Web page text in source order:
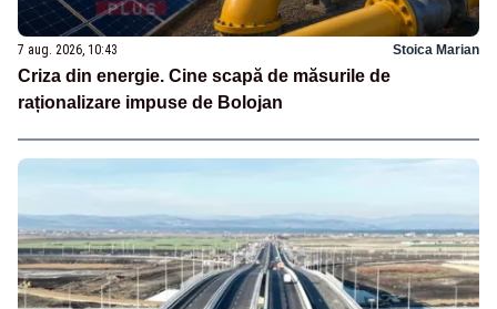
7 aug. 2026, 10:43 Stoica Marian
Criza din energie. Cine scapă de măsurile de
raționalizare impuse de Bolojan